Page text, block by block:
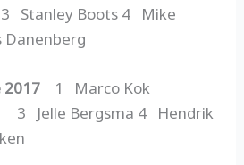
Stanley Boots 4 Mike
2017
1 Marco Kok
Bergsma 4 Hendrik